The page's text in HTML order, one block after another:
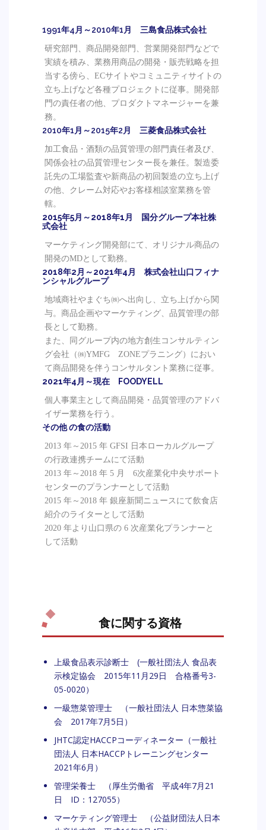
1991年4月～2010年1月 三島食品株式会社
研究部門、商品開発部門、営業開発部門などで
実績を積み、業務用商品の開発・販売戦略を担
当する傍ら、ECサイトやコミュニティサイトの
立ち上げなど各種プロジェクトに従事。開発部
門の責任者の他、プロダクトマネージャーを兼
務。
2010年1月～2015年2月 三菱食品株式会社
加工食品・酒類の品質管理の部門責任者及び、
関係会社の品質管理センター長を兼任。製造委
託先の工場監査や新商品の初回製造の立ち上げ
の他、クレーム対応やお客様相談室業務を管
轄。
2015年5月～2018年1月 国分グループ本社株
式会社
マーケティング開発部にて、オリジナル商品の
開発のMDとして勤務。
2018年2月～2021年4月 株式会社山口フィナ
ンシャルグループ
地域商社やまぐち㈱へ出向し、立ち上げから関
与。商品企画やマーケティング、品質管理の部
長として勤務。
また、同グループ内の地方創生コンサルティン
グ会社（㈱YMFG ZONEプラニング）におい
て商品開発を伴うコンサルタント業務に従事。
2021年4月～現在 FOODYELL
個人事業主として商品開発・品質管理のアドバ
イザー業務を行う。
その他 の食の活動
2013 年～2015 年 GFSI 日本ローカルグループ
の行政連携チームにて活動
2013 年～2018 年 5 月 6次産業化中央サポート
センターのプランナーとして活動
2015 年～2018 年 銀座新聞ニュースにて飲食店
紹介のライターとして活動
2020 年より山口県の 6 次産業化プランナーと
して活動
食に関する資格
上級食品表示診断士 (一般社団法人 食品表
示検定協会 2015年11月29日 合格番号3-
05-0020）
一級惣菜管理士 （一般社団法人 日本惣菜協
会 2017年7月5日）
JHTC認定HACCPコーディネーター（一般社
団法人 日本HACCPトレーニングセンター
2021年6月）
管理栄養士 （厚生労働省 平成4年7月21
日 ID：127055）
マーケティング管理士 （公益財団法人日本